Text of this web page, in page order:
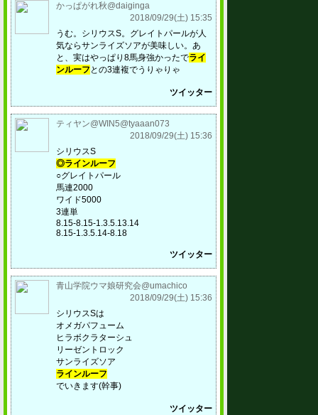
かっぱがれ秋@daiginga
2018/09/29(土) 15:35
うむ。シリウスS。グレイトパールが人
気ならサンライズソアが美味しい。あ
と、実はやっぱり8馬身強かったでライ
ンルーフ との3連複でうりゃりゃ
ツイッター
ティヤン@WIN5@tyaaan073
2018/09/29(土) 15:36
シリウスS
◎ラインルーフ
○グレイトパール
馬連2000
ワイド5000
3連単
8.15-8.15-1.3.5.13.14
8.15-1.3.5.14-8.18
ツイッター
青山学院ウマ娘研究会@umachico
2018/09/29(土) 15:36
シリウスSは
オメガパフューム
ヒラボクラターシュ
リーゼントロック
サンライズソア
ラインルーフ
でいきます(幹事)
ツイッター